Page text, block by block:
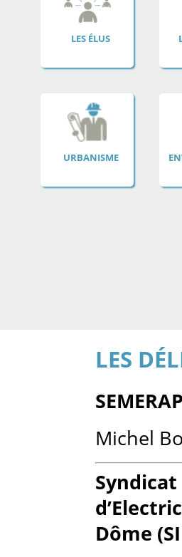
LES ÉLUS
URBANISME
LES
Michel
Dôme